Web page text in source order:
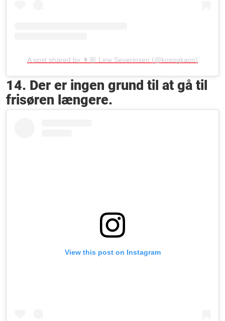
A post shared by 👩🏼 Line Severinsen (@kosogkaos)
14. Der er ingen grund til at gå til
frisøren længere.
View this post on Instagram